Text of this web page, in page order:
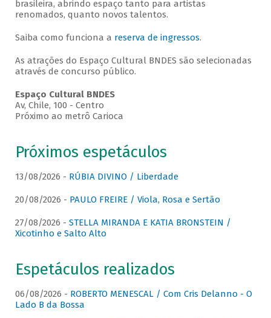
brasileira, abrindo espaço tanto para artistas
renomados, quanto novos talentos.
Saiba como funciona a reserva de ingressos.
As atrações do Espaço Cultural BNDES são selecionadas
através de concurso público.
Espaço Cultural BNDES
Av, Chile, 100 - Centro
Próximo ao metrô Carioca
Próximos espetáculos
13/08/2026 - RÚBIA DIVINO / Liberdade
20/08/2026 - PAULO FREIRE / Viola, Rosa e Sertão
27/08/2026 - STELLA MIRANDA E KATIA BRONSTEIN /
Xicotinho e Salto Alto
Espetáculos realizados
06/08/2026 - ROBERTO MENESCAL / Com Cris Delanno - O
Lado B da Bossa